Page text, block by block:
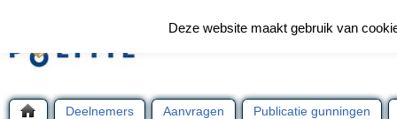
Deelnemers Aanvragen Publicatie gunningen
Deze website maakt gebruik van